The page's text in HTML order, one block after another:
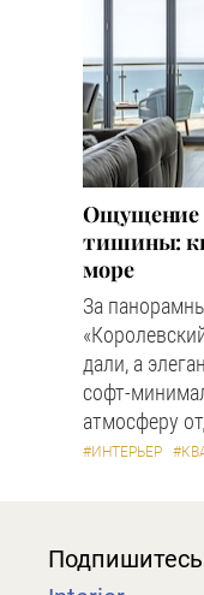
Ощущение
тишины:
море
За
дали, а
софт-
атмосферу
#ИНТЕРЬЕР